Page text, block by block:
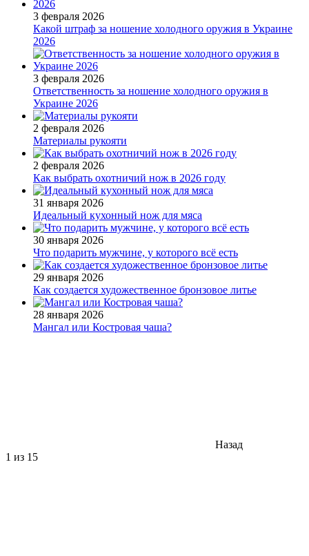
3 февраля 2026
Какой штраф за ношение холодного оружия в Украине
2026
3 февраля 2026
Ответственность за ношение холодного оружия в
Украине 2026
2 февраля 2026
Материалы рукояти
2 февраля 2026
Как выбрать охотничий нож в 2026 году
31 января 2026
Идеальный кухонный нож для мяса
30 января 2026
Что подарить мужчине, у которого всё есть
29 января 2026
Как создается художественное бронзовое литье
28 января 2026
Мангал или Костровая чаша?
Назад
1 из 15